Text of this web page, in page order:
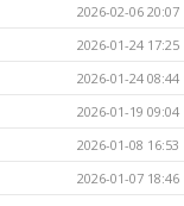
2026-02-06 20:07
2026-01-24 17:25
2026-01-24 08:44
2026-01-19 09:04
2026-01-08 16:53
2026-01-07 18:46